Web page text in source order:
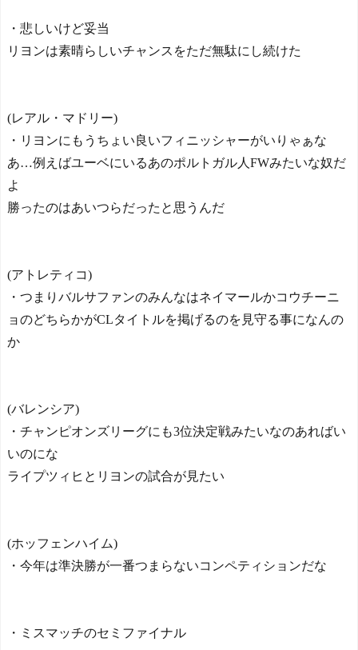
・悲しいけど妥当
リヨンは素晴らしいチャンスをただ無駄にし続けた
(レアル・マドリー)
・リヨンにもうちょい良いフィニッシャーがいりゃぁな
あ…例えばユーベにいるあのポルトガル人FWみたいな奴だ
よ
勝ったのはあいつらだったと思うんだ
(アトレティコ)
・つまりバルサファンのみんなはネイマールかコウチーニ
ョのどちらかがCLタイトルを掲げるのを見守る事になんの
か
(バレンシア)
・チャンピオンズリーグにも3位決定戦みたいなのあればい
いのにな
ライプツィヒとリヨンの試合が見たい
(ホッフェンハイム)
・今年は準決勝が一番つまらないコンペティションだな
・ミスマッチのセミファイナル